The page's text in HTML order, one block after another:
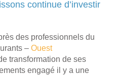
continue d’investir
des professionnels du
– Ouest
transformation de ses
engagé il y a une